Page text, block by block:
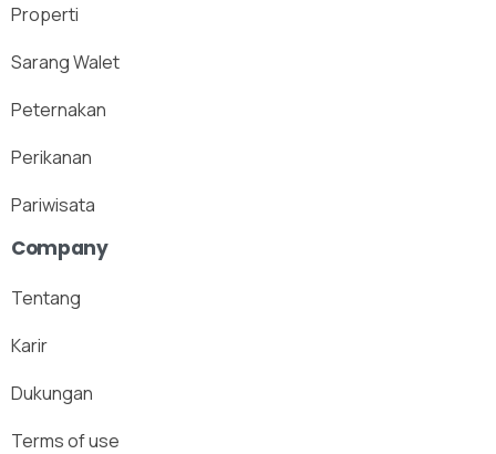
Properti
Sarang Walet
Peternakan
Perikanan
Pariwisata
Company
Tentang
Karir
Dukungan
Terms of use